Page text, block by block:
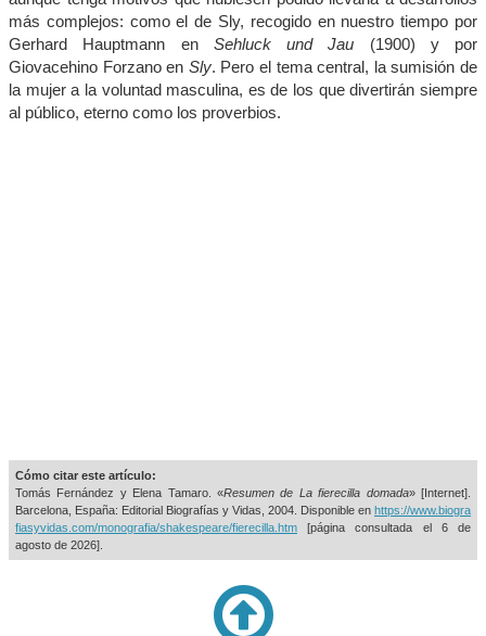
más complejos: como el de Sly, recogido en nuestro tiempo por
Gerhard Hauptmann en Sehluck und Jau (1900) y por
Giovacehino Forzano en Sly. Pero el tema central, la sumisión de
la mujer a la voluntad masculina, es de los que divertirán siempre
al público, eterno como los proverbios.
Cómo citar este artículo:
Tomás Fernández y Elena Tamaro. «Resumen de La fierecilla domada» [Internet].
Barcelona, España: Editorial Biografías y Vidas, 2004. Disponible en https://www.biogra
fiasyvidas.com/monografia/shakespeare/fierecilla.htm
[página consultada el 6 de
agosto de 2026].